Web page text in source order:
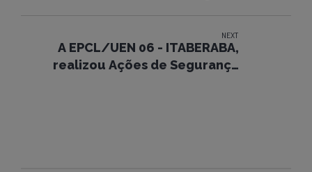
NEXT
A EPCL/UEN 06 - ITABERABA,
realizou Ações de Segurança